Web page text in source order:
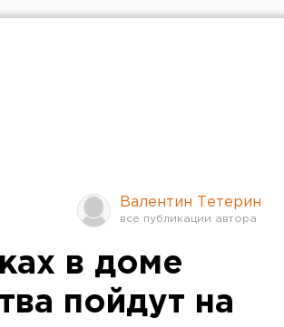
Валентин Тетерин
в доме
пойдут на